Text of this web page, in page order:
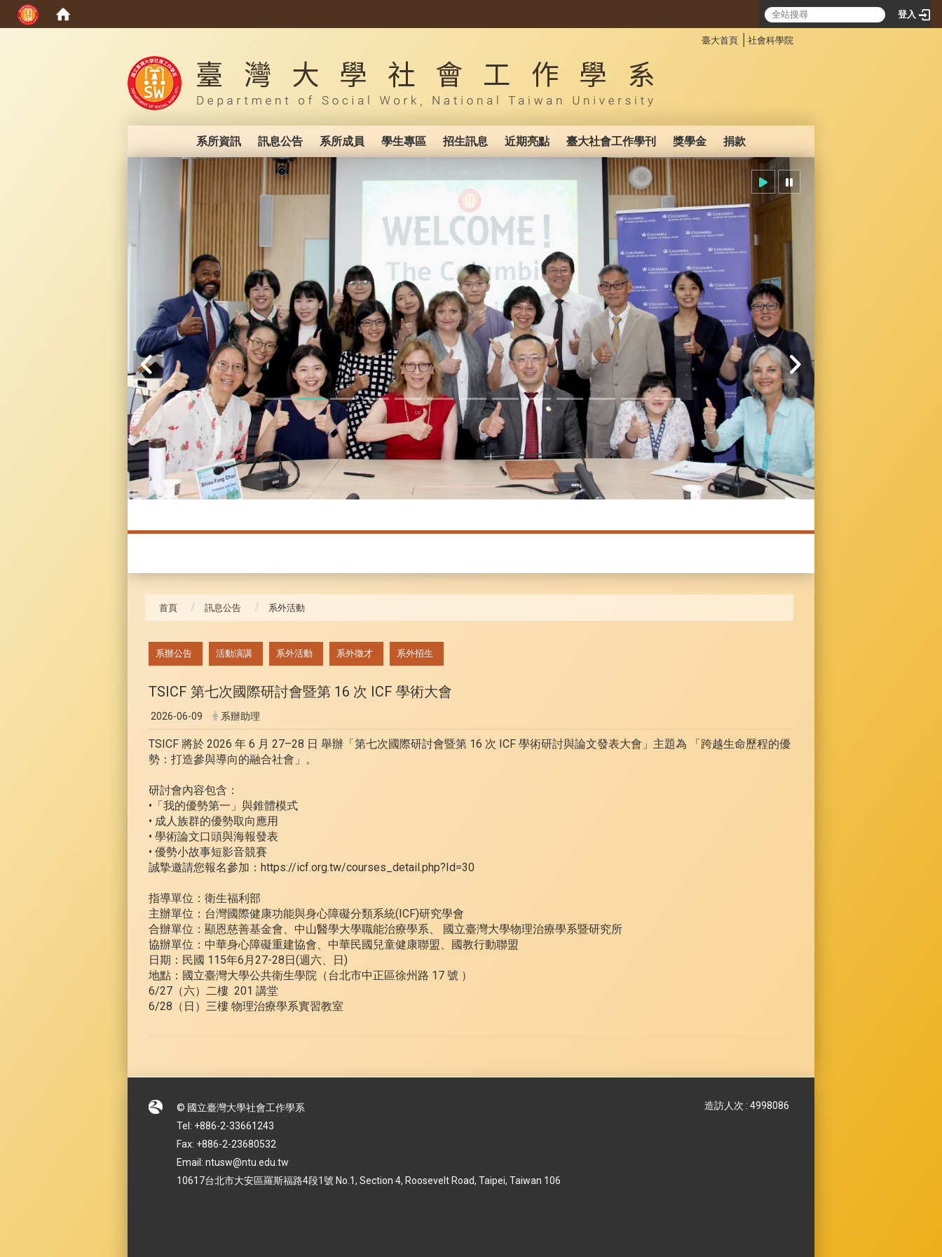
登入
臺大首頁 社會科學院
系所資訊 訊息公告 系所成員 學生專區 招生訊息 近期亮點 臺大社會工作學刊 獎學金 捐款
首頁 訊息公告 系外活動
系辦公告 活動演講 系外活動 系外徵才 系外招生
TSICF 第七次國際研討會暨第 16 次 ICF 學術大會
2026-06-09 系辦助理
TSICF 將於 2026 年 6 月 27–28 日 舉辦「第七次國際研討會暨第 16 次 ICF 學術研討與論文發表大會」主題為 「跨越生命歷程的優
勢：打造參與導向的融合社會」。
研討會內容包含：
•「我的優勢第一」與錐體模式
• 成人族群的優勢取向應用
• 學術論文口頭與海報發表
• 優勢小故事短影音競賽
誠摯邀請您報名參加：https://icf.org.tw/courses_detail.php?Id=30
指導單位：衛生福利部
主辦單位：台灣國際健康功能與身心障礙分類系統(ICF)研究學會
合辦單位：顯恩慈善基金會、中山醫學大學職能治療學系、 國立臺灣大學物理治療學系暨研究所
協辦單位：中華身心障礙重建協會、中華民國兒童健康聯盟、國教行動聯盟
日期：民國 115年6月27-28日(週六、日)
地點：國立臺灣大學公共衛生學院（台北市中正區徐州路 17 號 ）
6/27（六）二樓 201 講堂
6/28（日）三樓 物理治療學系實習教室
© 國立臺灣大學社會工作學系
Tel: +886-2-33661243
Fax: +886-2-23680532
Email: ntusw@ntu.edu.tw
10617台北市大安區羅斯福路4段1號 No.1, Section 4, Roosevelt Road, Taipei, Taiwan 106
造訪人次 : 4998086